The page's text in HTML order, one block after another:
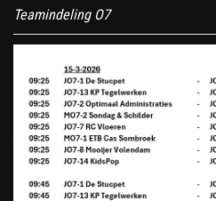
Teamindeling O7